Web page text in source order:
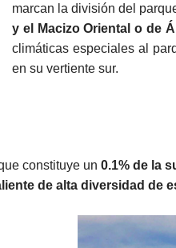
marcan la división del
y el Macizo Oriental o de
climáticas especiales al
en su vertiente sur.
constituye un 0.1% de la
de alta diversidad de